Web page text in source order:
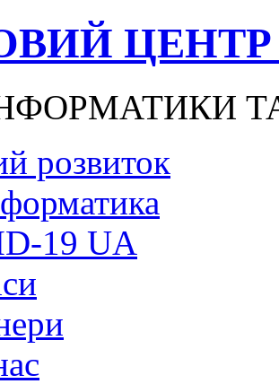
розвиток
19 UA